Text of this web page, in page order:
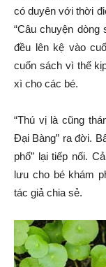
có duyên với thời
“Câu chuyện dòng
đều lên kệ vào
cuốn sách vì thế
xì cho các bé.
“Thú vị là cũng
Đại Bàng” ra đời.
phố” lại tiếp nối.
lưu cho bé khám
tác giả chia sẻ.